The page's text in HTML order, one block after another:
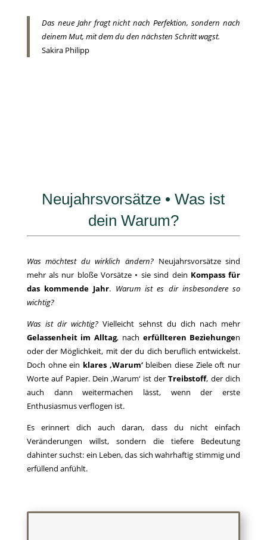
Das neue Jahr fragt nicht nach Perfektion, sondern nach
deinem Mut, mit dem du den nächsten Schritt wagst.
Sakira Philipp
Neujahrsvorsätze • Was ist
dein Warum?
Was möchtest du wirklich ändern? Neujahrsvorsätze sind
mehr als nur bloße Vorsätze • sie sind dein Kompass für
das kommende Jahr. Warum ist es dir insbesondere so
wichtig?
Was ist dir wichtig? Vielleicht sehnst du dich nach mehr
Gelassenheit im Alltag, nach erfüllteren Beziehungen
oder der Möglichkeit, mit der du dich beruflich entwickelst.
Doch ohne ein klares ‚Warum‘bleiben diese Ziele oft nur
Worte auf Papier. Dein ‚Warum‘ ist derTreibstoff, der dich
auch dann weitermachen lässt, wenn der erste
Enthusiasmus verflogen ist.
Es erinnert dich auch daran, dass du nicht einfach
Veränderungen willst, sondern die tiefere Bedeutung
dahinter suchst: ein Leben, das sich wahrhaftig stimmig und
erfüllend anfühlt.